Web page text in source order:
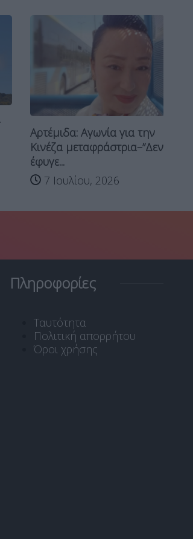
Αρτέμιδα: Αγωνία για την
Κινέζα μεταφράστρια–”Δεν
έφυγε...
7 Ιουλίου, 2026
Πληροφορίες
Ταυτότητα
Πολιτική απορρήτου
Όροι χρήσης